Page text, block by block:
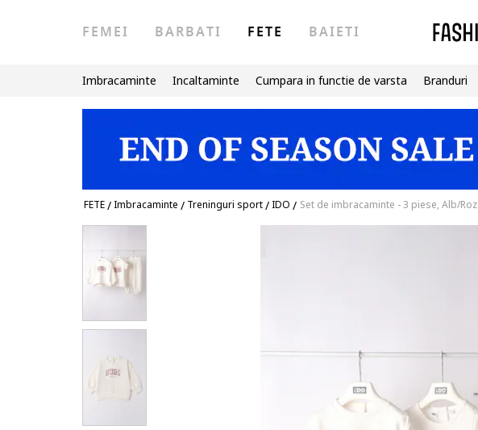
FEMEI BARBATI FETE BAIETI
Imbracaminte Incaltaminte Cumpara in functie de varsta Branduri
FETE/Imbracaminte / Treninguri sport/IDO / Set de imbracaminte - 3 piese, Alb/Roz